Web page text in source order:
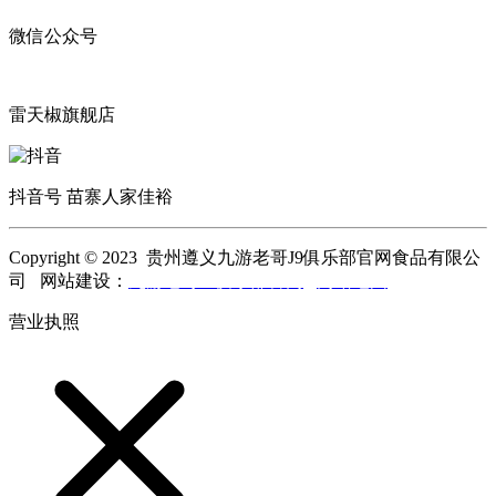
微信公众号
雷天椒旗舰店
抖音号 苗寨人家佳裕
Copyright © 2023 贵州遵义九游老哥J9俱乐部官网食品有限公
司 网站建设：
营业执照